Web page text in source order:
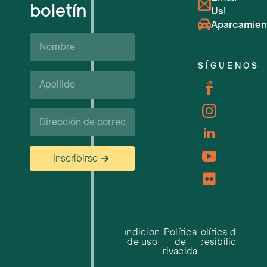
boletín
Nombre
Apellido*
Correo
electrónico
Inscribirse
Próximos eventos
Carreras profesionales
Us!
SÍGUENOS
Condiciones
de uso
Política
de
privacidad
Política de
accesibilidad